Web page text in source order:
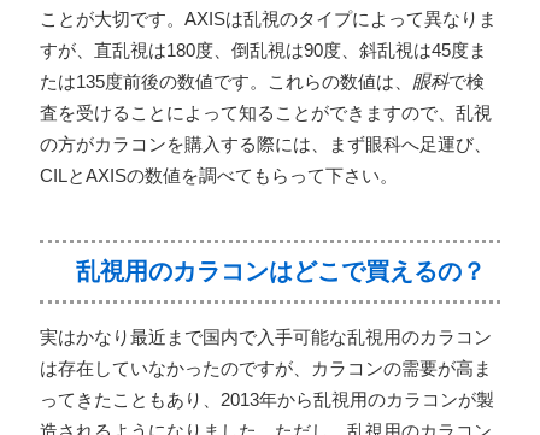
ことが大切です。AXISは乱視のタイプによって異なりま
すが、直乱視は180度、倒乱視は90度、斜乱視は45度ま
たは135度前後の数値です。これらの数値は、 眼科で検
査を受けることによって知ることができますので、乱視
の方がカラコンを購入する際には、まず眼科へ足運び、
CILとAXISの数値を調べてもらって下さい。
乱視用のカラコンはどこで買えるの？
実はかなり最近まで国内で入手可能な乱視用のカラコン
は存在していなかったのですが、カラコンの需要が高ま
ってきたこともあり、2013年から乱視用のカラコンが製